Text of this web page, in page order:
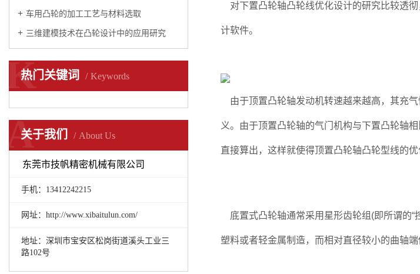
车用凸轮的加工工艺与材料选取
三维建模技术在凸轮设计中的应用研究
热门关键词 Keywords
K
关于我们 About Us
A
东莞市技帆精密机械有限公司
手机：13412242215
网址：http://www.xibaitulun.com/
地址：深圳市宝安区松岗街道溪头工业三
路102号
对下置凸轮轴凸轮线优化设计的研究比较透
计软件。
由于顶置凸轮轴发动机转速越来越高，其充
义。由于顶置凸轮轴的气门机构与下置凸轮轴
直接算出，这样就使得顶置凸轮轴凸轮型线的优
底置式凸轮轴通常采用星形齿轮组(即所谓的“
塑料或者轻金属制造，而相对直径较小的曲轴端